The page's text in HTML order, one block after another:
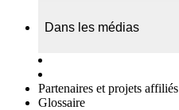
Dans les médias
Partenaires et projets affiliés
Glossaire